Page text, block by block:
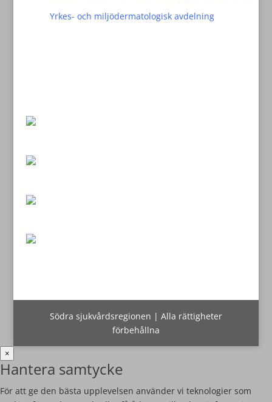
Yrkes- och miljödermatologisk avdelning
Södra sjukvårdsregionen | Alla rättigheter
förbehållna
×
Hantera samtycke
För att ge den bästa upplevelsen använder vi teknologier som